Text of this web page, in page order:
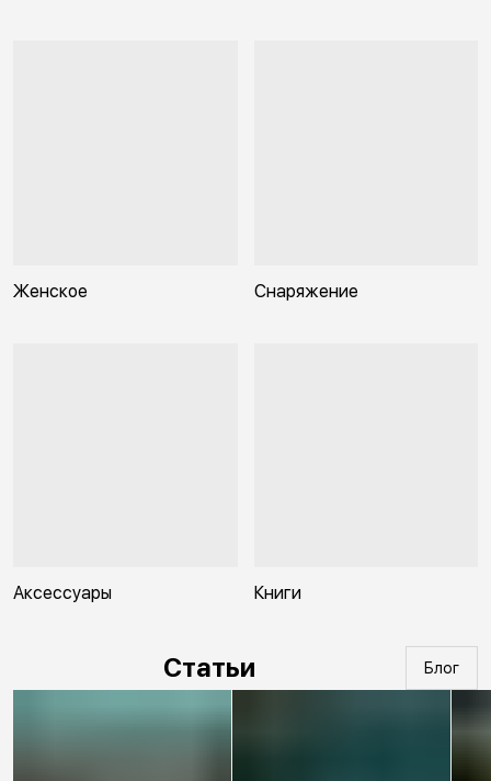
Женское Снаряжение
Аксессуары Книги
Статьи Блог